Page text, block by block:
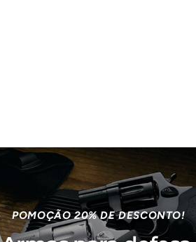
POMOÇÃO 20% DE DESCONTO!